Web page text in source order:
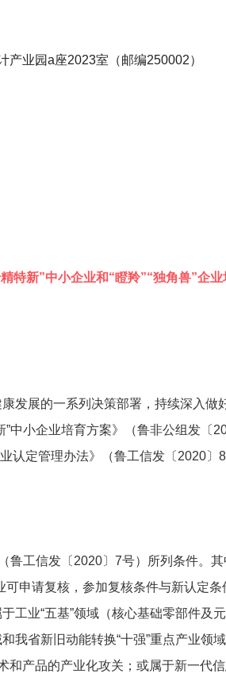
业园a座2023室（邮编250002）
特新”中小企业和“瞪羚”“独角兽”企
发展的一系列决策部署，持续深入
中小企业培育方案》（鲁非公组发〔
定管理办法》（鲁工信发〔2020〕
鲁工信发〔2020〕7号）所列条件。
申请复核，参加复核条件与新认定条
工业“五基”领域（核心基础零部件及
我省新旧动能转换“十强”重点产业领
和产品的产业化攻关；或属于新一代